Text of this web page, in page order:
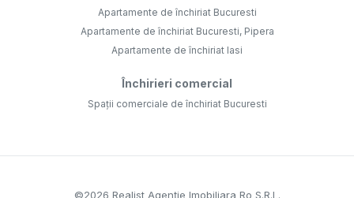
Apartamente de închiriat Bucuresti
Apartamente de închiriat Bucuresti, Pipera
Apartamente de închiriat Iasi
Închirieri comercial
Spații comerciale de închiriat Bucuresti
©2026 Realist Agenție Imobiliara Ro S.R.L.